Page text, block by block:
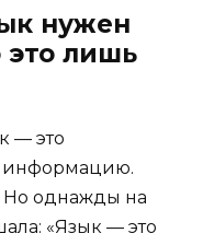
нужен
это лишь
— это
информацию.
Но однажды на
«Язык — это